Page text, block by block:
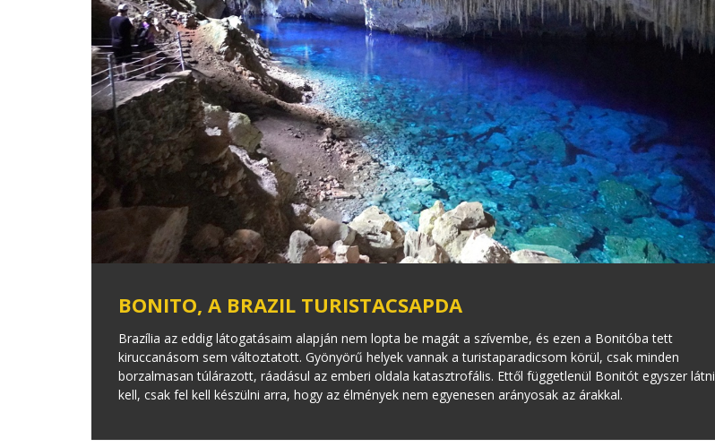
BONITO, A BRAZIL TURISTACSAPDA
Brazília az eddig látogatásaim alapján nem lopta be magát a szívembe, és ezen a Bonitóba tett
kiruccanásom sem változtatott. Gyönyörű helyek vannak a turistaparadicsom körül, csak minden
borzalmasan túlárazott, ráadásul az emberi oldala katasztrofális. Ettől függetlenül Bonitót egyszer látni
kell, csak fel kell készülni arra, hogy az élmények nem egyenesen arányosak az árakkal.